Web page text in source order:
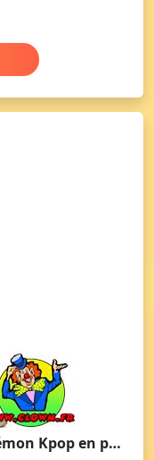
Déguisement Chasseuse de démon Kpop en pantalon fille